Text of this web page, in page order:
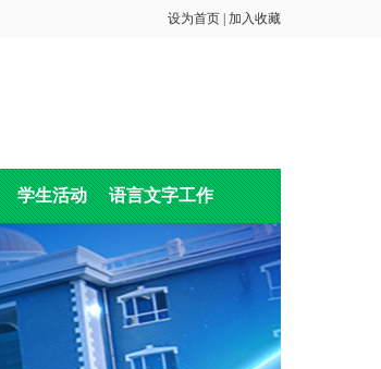
设为首页 加入收藏
学生活动 语言文字工作